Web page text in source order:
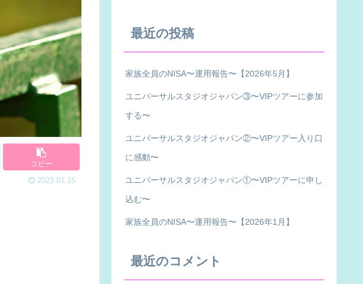
コピー
2023.01.15
最近の投稿
家族全員のNISA〜運用報告〜【2026年5月】
ユニバーサルスタジオジャパン③〜VIPツアーに参加
する〜
ユニバーサルスタジオジャパン②〜VIPツアー入り口
に感動〜
ユニバーサルスタジオジャパン①〜VIPツアーに申し
込む〜
家族全員のNISA〜運用報告〜【2026年1月】
最近のコメント